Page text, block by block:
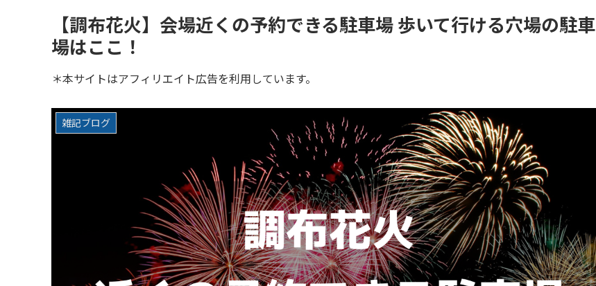
【調布花火】会場近くの予約できる駐車場 歩いて行ける穴場の駐車
場はここ！
＊本サイトはアフィリエイト広告を利用しています。
雑記ブログ